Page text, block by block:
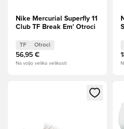
Nike Mercurial Superfly 11
Club TF Break Em' Otroci
TF Otroci
56,95 €
Na voljo veliko velikosti
Odpre Modal za prijavo ali vpis